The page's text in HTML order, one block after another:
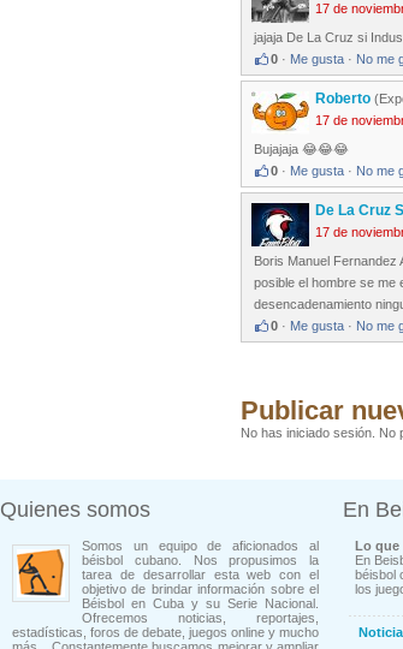
17 de
jajaja De La Cruz si
0 · Me gusta · No me
Roberto
17 de
Bujajaja 😂😂😂
0 · Me gusta · No me
De La Cruz
17 de
Boris Manuel
posible el hombre se me
desencadenamiento
0 · Me gusta · No me
Publicar
No has iniciado sesión.
Quienes somos
Somos un equipo de aficionados al
béisbol cubano. Nos propusimos la
tarea de desarrollar esta web con el
objetivo de brindar información sobre el
Béisbol en Cuba y su Serie Nacional.
Ofrecemos noticias, reportajes,
estadísticas, foros de debate, juegos online y mucho
En
Lo que
En
béisbol
los